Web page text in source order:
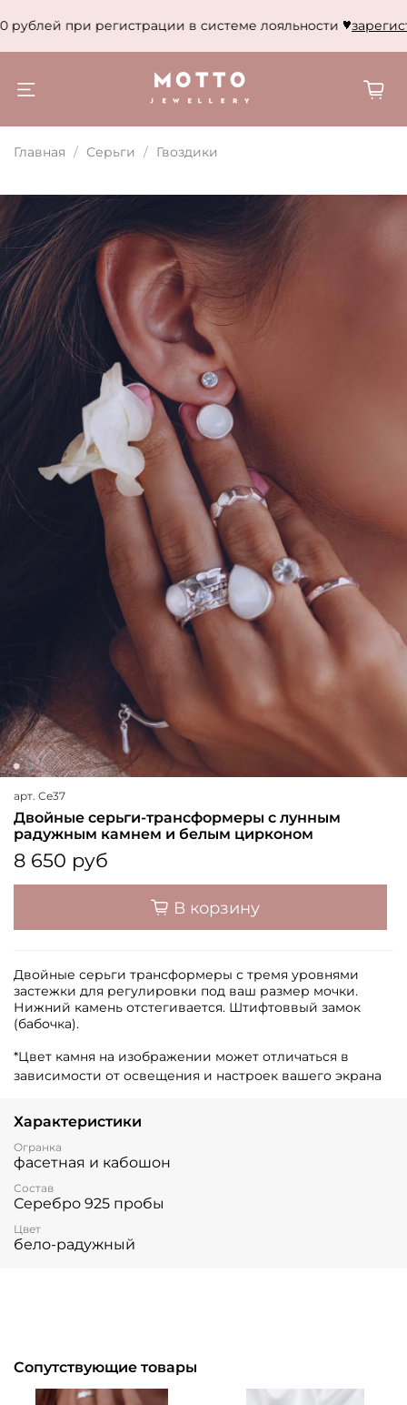
при регистрации в системе лояльности
Главная Серьги Гвоздики
арт. Се37
Двойные серьги-трансформеры с лунным
радужным камнем и белым цирконом
8 650 руб
В корзину
Двойные серьги трансформеры с тремя уровнями
застежки для регулировки под ваш размер мочки.
Нижний камень отстегивается. Штифтоввый замок
(бабочка).
*Цвет камня на изображении может отличаться в
зависимости от освещения и настроек вашего экрана
Характеристики
Огранка
фасетная и кабошон
Состав
Серебро 925 пробы
Цвет
бело-радужный
Сопутствующие товары